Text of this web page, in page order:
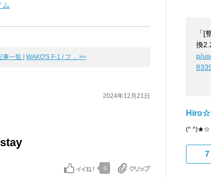
ム
事一覧 | WAKO'S F-1 / フ ... >>
2024年12月21日
0
「[
換
p/
(^ ^)★☆
7